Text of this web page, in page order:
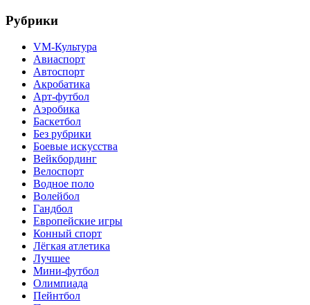
Рубрики
VM-Культура
Авиаспорт
Автоспорт
Акробатика
Арт-футбол
Аэробика
Баскетбол
Без рубрики
Боевые искусства
Вейкбординг
Велоспорт
Водное поло
Волейбол
Гандбол
Европейские игры
Конный спорт
Лёгкая атлетика
Лучшее
Мини-футбол
Олимпиада
Пейнтбол